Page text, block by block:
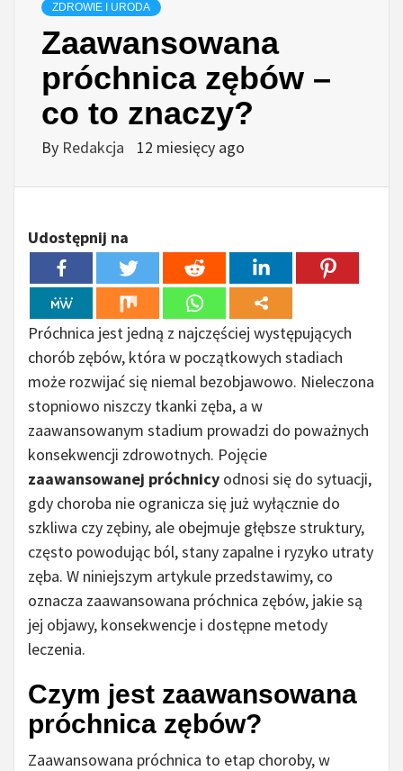
ZDROWIE I URODA
Zaawansowana
próchnica zębów –
co to znaczy?
By Redakcja 12 miesięcy ago
Udostępnij na
Próchnica jest jedną z najczęściej występujących
chorób zębów, która w początkowych stadiach
może rozwijać się niemal bezobjawowo. Nieleczona
stopniowo niszczy tkanki zęba, a w
zaawansowanym stadium prowadzi do poważnych
konsekwencji zdrowotnych. Pojęcie
zaawansowanej próchnicy odnosi się do sytuacji,
gdy choroba nie ogranicza się już wyłącznie do
szkliwa czy zębiny, ale obejmuje głębsze struktury,
często powodując ból, stany zapalne i ryzyko utraty
zęba. W niniejszym artykule przedstawimy, co
oznacza zaawansowana próchnica zębów, jakie są
jej objawy, konsekwencje i dostępne metody
leczenia.
Czym jest zaawansowana
próchnica zębów?
Zaawansowana próchnica to etap choroby, w